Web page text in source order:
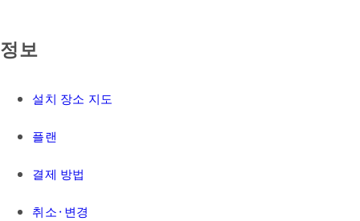
정보
설치 장소 지도
플랜
결제 방법
취소·변경